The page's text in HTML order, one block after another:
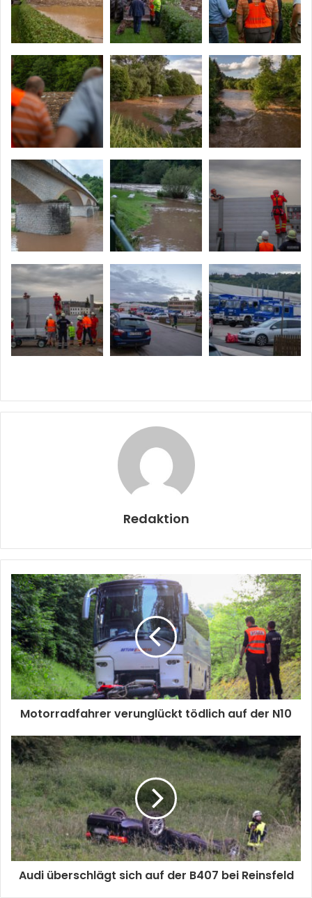
Redaktion
Motorradfahrer verunglückt tödlich auf der N10
Audi überschlägt sich auf der B407 bei Reinsfeld